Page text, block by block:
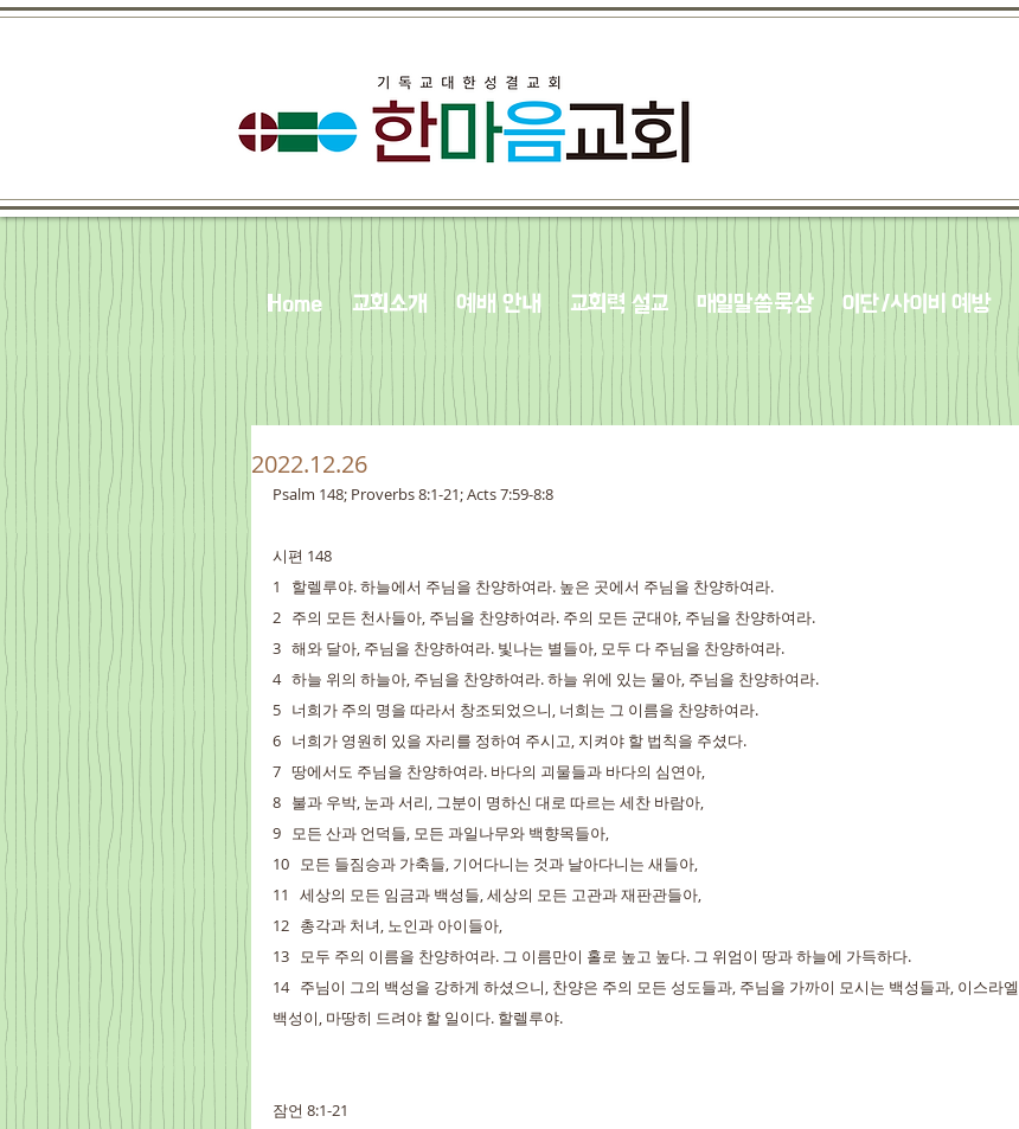
Home 교회소개 예배 안내 교회력 설교 매일말씀묵상 이단/사이비 예방
2022.12.26
Psalm 148; Proverbs 8:1-21; Acts 7:59-8:8
시편 148
1   할렐루야. 하늘에서 주님을 찬양하여라. 높은 곳에서 주님을 찬양하여라.
2   주의 모든 천사들아, 주님을 찬양하여라. 주의 모든 군대야, 주님을 찬양하여라.
3   해와 달아, 주님을 찬양하여라. 빛나는 별들아, 모두 다 주님을 찬양하여라.
4   하늘 위의 하늘아, 주님을 찬양하여라. 하늘 위에 있는 물아, 주님을 찬양하여라.
5   너희가 주의 명을 따라서 창조되었으니, 너희는 그 이름을 찬양하여라.
6   너희가 영원히 있을 자리를 정하여 주시고, 지켜야 할 법칙을 주셨다.
7   땅에서도 주님을 찬양하여라. 바다의 괴물들과 바다의 심연아,
8   불과 우박, 눈과 서리, 그분이 명하신 대로 따르는 세찬 바람아,
9   모든 산과 언덕들, 모든 과일나무와 백향목들아,
10   모든 들짐승과 가축들, 기어다니는 것과 날아다니는 새들아,
11   세상의 모든 임금과 백성들, 세상의 모든 고관과 재판관들아,
12   총각과 처녀, 노인과 아이들아,
13   모두 주의 이름을 찬양하여라. 그 이름만이 홀로 높고 높다. 그 위엄이 땅과 하늘에 가득하다.
14   주님이 그의 백성을 강하게 하셨으니, 찬양은 주의 모든 성도들과, 주님을 가까이 모시는 백성들과, 이스라엘
백성이, 마땅히 드려야 할 일이다. 할렐루야.
잠언 8:1-21